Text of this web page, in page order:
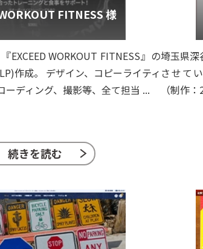
FITNESS 様
EXCEED WORKOUT FITNESS』の
作成。 デザイン、コピーライティ
ーディング、撮影等、全て担当 ...
続きを読む
埼玉県深
させて
（制作